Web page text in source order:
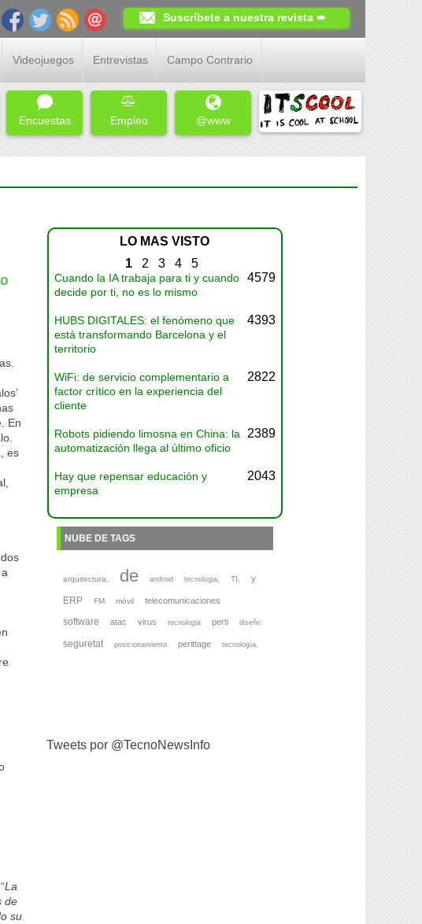
Suscríbete a nuestra revista ➨
Videojuegos Entrevistas Campo Contrario
Encuestas Empleo @www
En
es
La
de
su
LO MAS VISTO
1 2 3 4 5
Cuando la IA trabaja para ti y cuando
decide por ti, no es lo mismo
4579
HUBS DIGITALES: el fenómeno que
está transformando Barcelona y el
territorio
4393
WiFi: de servicio complementario a
factor crítico en la experiencia del
cliente
2822
Robots pidiendo limosna en China: la
automatización llega al último oficio
2389
Hay que repensar educación y
empresa
2043
NUBE DE TAGS
arquitectura, de android tecnologia, TI, y
ERP FM móvil telecomunicaciones
software atac virus tecnologia perti diseño
seguretat posicionamiento perittage tecnología,
Tweets por @TecnoNewsInfo